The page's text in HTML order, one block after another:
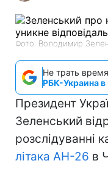
Фото: Володимир
Не трать
РБК-Украина в
Президент
Зеленський
розслідуванні
літака АН-26 в